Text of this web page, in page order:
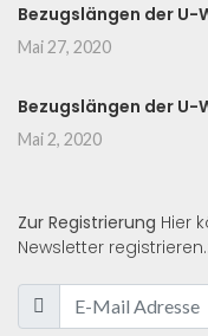
Bezugslängen der
Mai 27, 2020
Bezugslängen der
Mai 2, 2020
Zur Registrierung Hier
Newsletter registrieren.: